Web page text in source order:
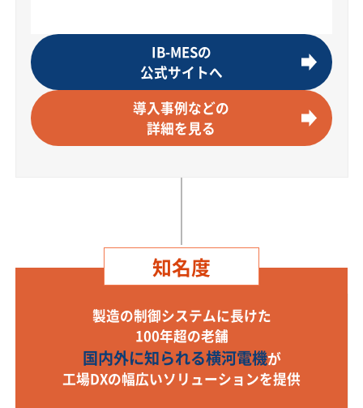
IB-MESの
公式サイトへ
導入事例などの
詳細を見る
知名度
製造の制御システムに長けた
100年超の老舗
国内外に知られる横河電機が
工場DXの幅広いソリューションを提供